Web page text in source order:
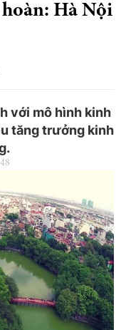
Hà Nội
với mô hình kinh
tăng trưởng kinh